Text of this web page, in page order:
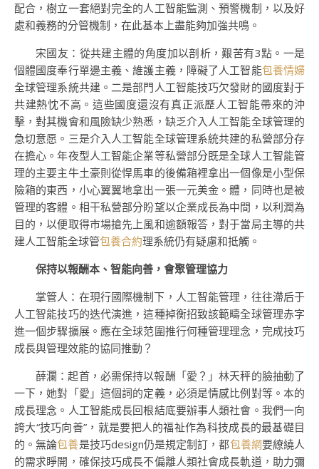
配合，樹立一套絕對完全的人工智能監測、預警機制，以及好
處和義務的分管機制，在此基本上盡能夠加強共鳴。
宋國友：從共建主體的角度加以剖析，艱苦有3點。一是
個體國度奉行單邊主義、維護主義，障礙了人工智能包養情婦
全球管理系統共建。二是部門人工智能技巧欠發財的國度對于
共建熱忱不高。這些國度還沒有真正派歷人工智能帶來的沖
擊，對其機會和風險缺少熟悉，缺乏介入人工智能全球管理的
急切意愿。三是介入人工智能全球管理系統共建的私營部分存
在擔心。年夜型人工智能企業等私營部分既是全球人工智能管
理的主要主牛土豪則從悍馬車的後備箱裡拿出一個像是小型保
險箱的東西，小心翼翼地拿出一張一元美金。體，同時也是被
管理的客體。相干私營部分盼望以企業成長為中間，以利潤為
目的，以便取得市場搶先上風和逾額報答，對于當局主導的共
建人工智能全球管包養合約理系統仍有疑慮和抵觸。
保持以報酬本、智能向善，會聚管理協力
掌管人：在現行國際機制下，人工智能管理，往往滯后于
人工智能技巧的迭代演進，這種掉衡招致該範疇全球管理赤字
進一個步驟擴展。應在全球范圍推行何種管理理念，完成技巧
成長與管理效能的協同推動？
薛瀾：起首，必需保持以報酬「愛？」林天秤的臉抽動了
一下，她對「愛」這個詞的定義，必須是情感比例對等。本的
成長理念。人工智能成長回根結底要辦事人類社會。我們一向
誇大“技巧向善”，就是要把人的福祉作為科技成長的最基礎目
的。無論包養是技巧design仍是規定制訂，都包養網要繚繞人
的需求睜開，確保技巧成長不偏離人類社會成長軌道，助力彌